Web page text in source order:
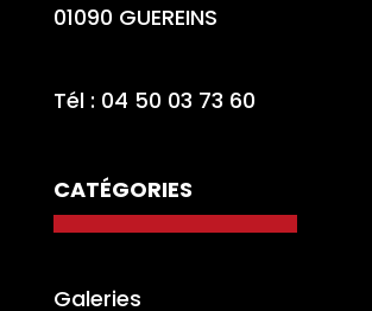
01090 GUEREINS
Tél : 04 50 03 73 60
CATÉGORIES
Galeries